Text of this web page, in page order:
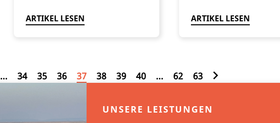
ARTIKEL LESEN ARTIKEL LESEN
... 34 35 36 37 38 39 40 ... 62 63
UNSERE LEISTUNGEN